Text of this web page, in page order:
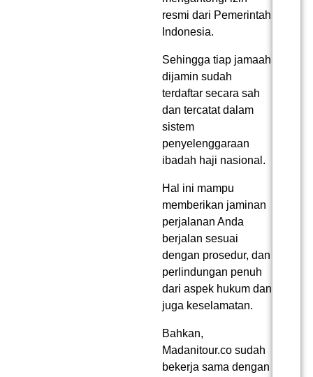
resmi dari Pemerintah
Indonesia.
Sehingga tiap jamaah
dijamin sudah
terdaftar secara sah
dan tercatat dalam
sistem
penyelenggaraan
ibadah haji nasional.
Hal ini mampu
memberikan jaminan
perjalanan Anda
berjalan sesuai
dengan prosedur, dan
perlindungan penuh
dari aspek hukum dan
juga keselamatan.
Bahkan,
Madanitour.co sudah
bekerja sama dengan